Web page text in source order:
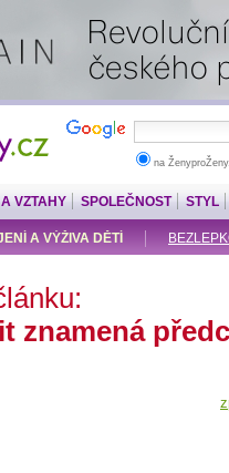
na
A VÝŽIVA DĚTÍ
VZTAHY SPOLEČNOST STYL
znamená